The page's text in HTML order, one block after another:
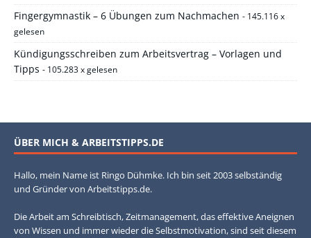
Fingergymnastik – 6 Übungen zum Nachmachen - 145.116 x
gelesen
Kündigungsschreiben zum Arbeitsvertrag – Vorlagen und
Tipps - 105.283 x gelesen
ÜBER MICH & ARBEITSTIPPS.DE
Hallo, mein Name ist Ringo Dühmke. Ich bin seit 2003 selbständig
und Gründer von Arbeitstipps.de.
Die Arbeit am Schreibtisch, Zeitmanagement, das effektive Aneignen
von Wissen und immer wieder die Selbstmotivation, sind seit diesem